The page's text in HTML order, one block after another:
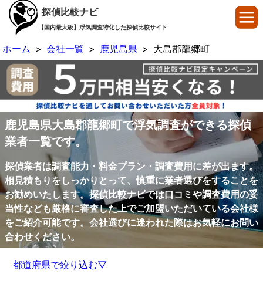
探偵比較ナビ
【国内最大級】浮気調査特化した探偵比較サイト
ホーム > 会社一覧 > 鹿児島県 > 大島郡龍郷町
鹿児島県大島郡龍郷町で浮気調査ができる探偵
業者一覧です。
探偵業者は調査能力・料金プラン・調査費用に差が出ます。
相見積もりをしっかりとって、慎重に業者選びをすることを
お勧めいたします。探偵比較ナビでは口コミや調査費用の妥
当性なども厳格に審査した上でご加盟いただいている会社様
をご紹介可能です。会社選びに迷われた際はお気軽にお問い
合わせください。
都道府県で絞り込む▽